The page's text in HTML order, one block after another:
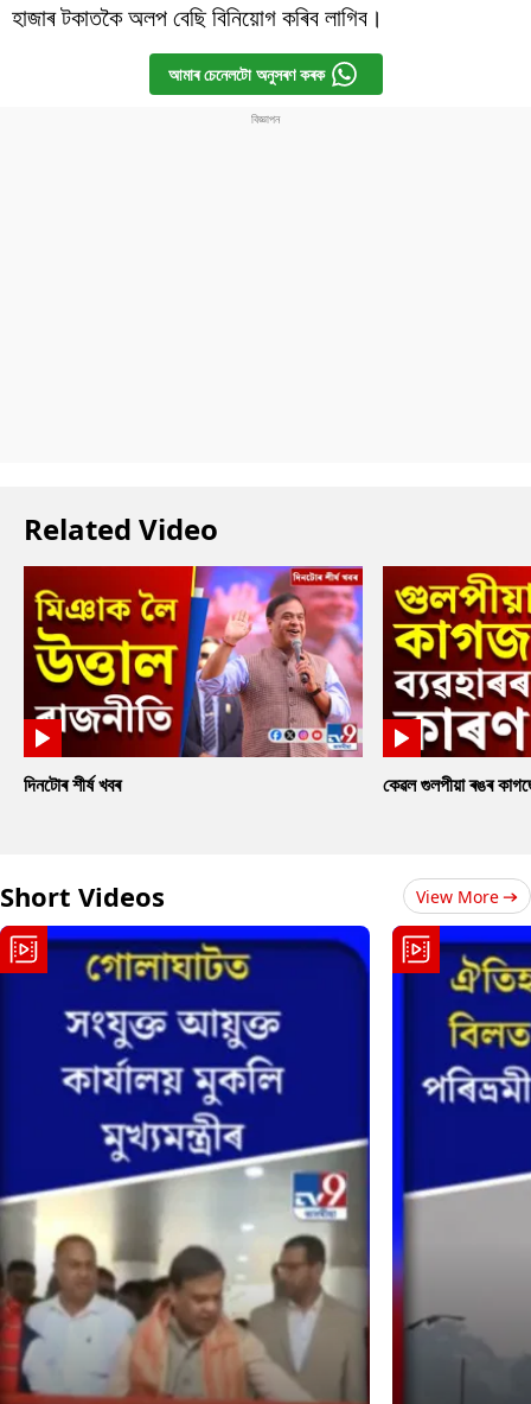
হাজাৰ টকাতকৈ অলপ বেছি বিনিয়োগ কৰিব লাগিব।
আমাৰ চেনেলটো অনুসৰণ কৰক
Related Video
দিনটোৰ শীৰ্ষ খবৰ কেৱল গুলপীয়া ৰঙৰ
Short Videos View More